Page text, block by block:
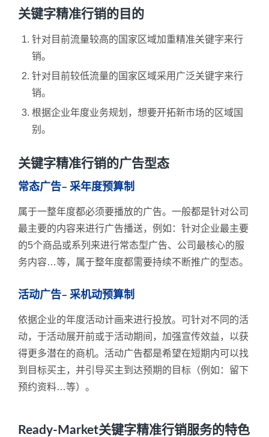
关键字精准行销的目的
针对目前流量较高的国家区域加重精准关键字来行
销。
针对目前较低流量的国家区域采用广泛关键字来行
销。
根据企业年度业务规划，想要开拓新市场的区域国
别。
关键字精准行销的广告型态
常态广告– 采年度预算制
属于一整年度都必须要播放的广告。一般都是针对公司
最主要的内容来进行广告播送，例如：针对企业最主要
的5个商品或系列来进行常态型广告、公司最核心的服
务内容…等，属于整年度都需要持续不断推广的型态。
活动广告– 采机动预算制
依据企业的年度活动计画来进行投放。可针对不同的活
动，于活动展开前或于活动期间，加强宣传效益，以获
得更多潜在的商机。活动广告都是希望在短期内可以找
到目标买主，并引导买主到达预期的目标（例如：留下
预约资料…等）。
Ready-Market关键字精准行销服务的特色